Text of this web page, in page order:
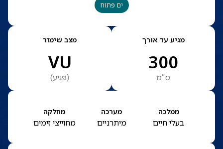
ים פתוח
מגיע עד אורך
300
ס”מ
מצב שימור
VU
(פגיע)
ממלכה
בעלי חיים
מערכה
מיתרניים
מחלקה
מחוייצי זימים